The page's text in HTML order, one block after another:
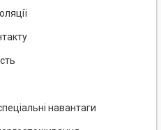
навантаги